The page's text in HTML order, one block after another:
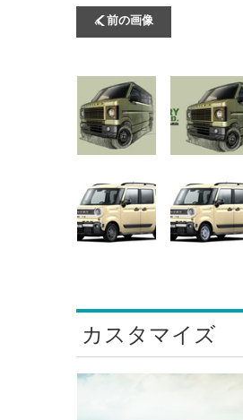
前の画像
カスタマイズ